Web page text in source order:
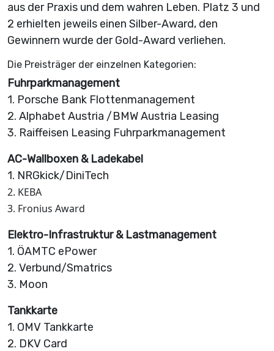
aus der Praxis und dem wahren Leben. Platz 3 und
2 erhielten jeweils einen Silber-Award, den
Gewinnern wurde der Gold-Award verliehen.
Die Preisträger der einzelnen Kategorien:
Fuhrparkmanagement
1. Porsche Bank Flottenmanagement
2. Alphabet Austria /BMW Austria Leasing
3. Raiffeisen Leasing Fuhrparkmanagement
AC-Wallboxen & Ladekabel
1. NRGkick/DiniTech
2. KEBA
3. Fronius Award
Elektro-Infrastruktur & Lastmanagement
1. ÖAMTC ePower
2. Verbund/Smatrics
3. Moon
Tankkarte
1. OMV Tankkarte
2. DKV Card